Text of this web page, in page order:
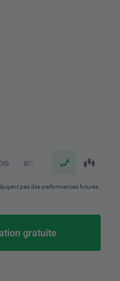
an
pas des performances futures.
gratuite